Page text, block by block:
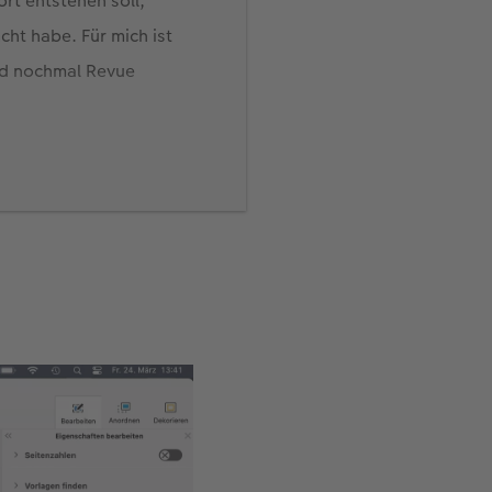
habe. Für mich ist
nochmal Revue
und sehr viel